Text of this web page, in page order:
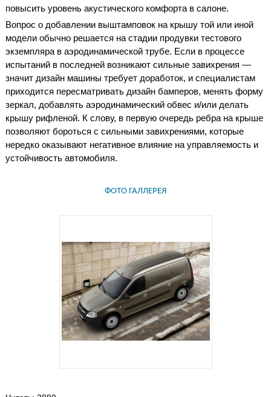
повысить уровень акустического комфорта в салоне.
Вопрос о добавлении выштамповок на крышу той или иной
модели обычно решается на стадии продувки тестового
экземпляра в аэродинамической трубе. Если в процессе
испытаний в последней возникают сильные завихрения —
значит дизайн машины требует доработок, и специалистам
приходится пересматривать дизайн бамперов, менять форму
зеркал, добавлять аэродинамический обвес и/или делать
крышу рифленой. К слову, в первую очередь ребра на крыше
позволяют бороться с сильными завихрениями, которые
нередко оказывают негативное влияние на управляемость и
устойчивость автомобиля.
ФОТО ГАЛЛЕРЕЯ